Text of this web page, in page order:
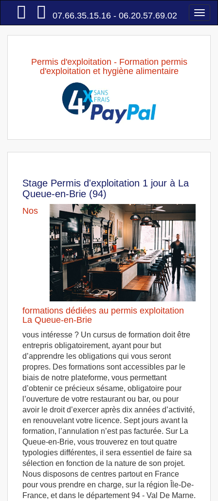
Accueil
07.66.35.15.16 - 06.20.57.69.02
Permis d'exploitation - Formation permis
d'exploitation et hygiène alimentaire
Stage Permis d'exploitation 1 jour à La
Queue-en-Brie (94)
Nos
formations dédiées au permis exploitation
La Queue-en-Brie
vous intéresse ? Un cursus de formation doit être
entrepris obligatoirement, ayant pour but
d’apprendre les obligations qui vous seront
propres. Des formations sont accessibles par le
biais de notre plateforme, vous permettant
d’obtenir ce précieux sésame, obligatoire pour
l’ouverture de votre restaurant ou bar, ou pour
avoir le droit d’exercer après dix années d’activité,
en renouvelant votre licence. Sept jours avant la
formation, l’annulation n’est pas facturée. Sur La
Queue-en-Brie, vous trouverez en tout quatre
typologies différentes, il sera essentiel de faire sa
sélection en fonction de la nature de son projet.
Nous disposons de centres partout en France
pour vous prendre en charge, sur la région Île-De-
France, et dans le département 94 - Val De Marne.